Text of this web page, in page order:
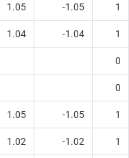
1.05 -1.05 1
1.04 -1.04 1
0
0
1.05 -1.05 1
1.02 -1.02 1